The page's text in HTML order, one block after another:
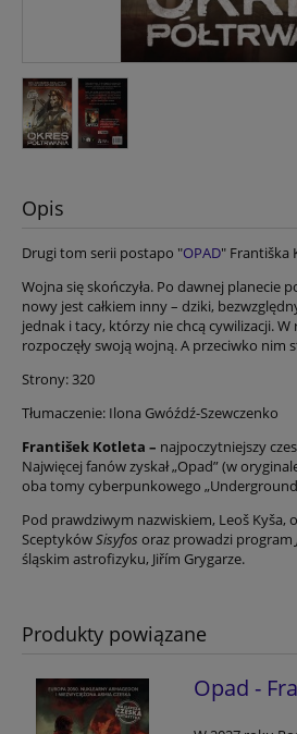
Opis
Drugi tom serii postapo "OPAD" Františka
Wojna się skończyła. Po dawnej planecie
nowy jest całkiem inny – dziki,
jednak i tacy, którzy nie chcą cywilizacji.
rozpoczęły swoją wojną. A przeciwko
Strony: 320
Tłumaczenie: Ilona Gwóźdź-Szewczenko
František Kotleta – najpoczytniejszy
Najwięcej fanów zyskał „Opad” (w
oba tomy cyberpunkowego
Pod prawdziwym nazwiskiem, Leoš Kyša,
SceptykówSisyfos oraz prowadzi program
śląskim astrofizyku, Jiřím Grygarze.
Produkty powiązane
Opad -